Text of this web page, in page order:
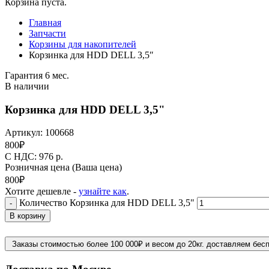
Корзина пуста.
Главная
Запчасти
Корзины для накопителей
Корзинка для HDD DELL 3,5″
Гарантия 6 мес.
В наличии
Корзинка для HDD DELL 3,5"
Артикул: 100668
800₽
C НДС: 976 р.
Розничная цена (Ваша цена)
800₽
Хотите дешевле - узнайте как.
- Количество Корзинка для HDD DELL 3,5"
В корзину
Заказы стоимостью более 100 000₽ и весом до 20кг. доставляем